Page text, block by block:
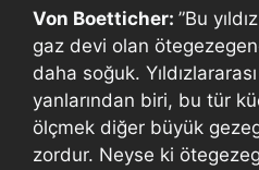
Von Boetticher: ”Bu
gaz devi olan
daha soğuk.
yanlarından biri, bu tür
ölçmek diğer büyük
zordur. Neyse ki